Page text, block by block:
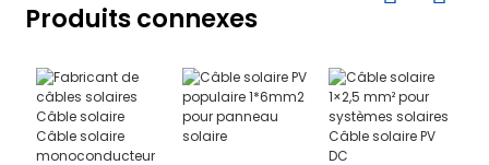
Produits connexes